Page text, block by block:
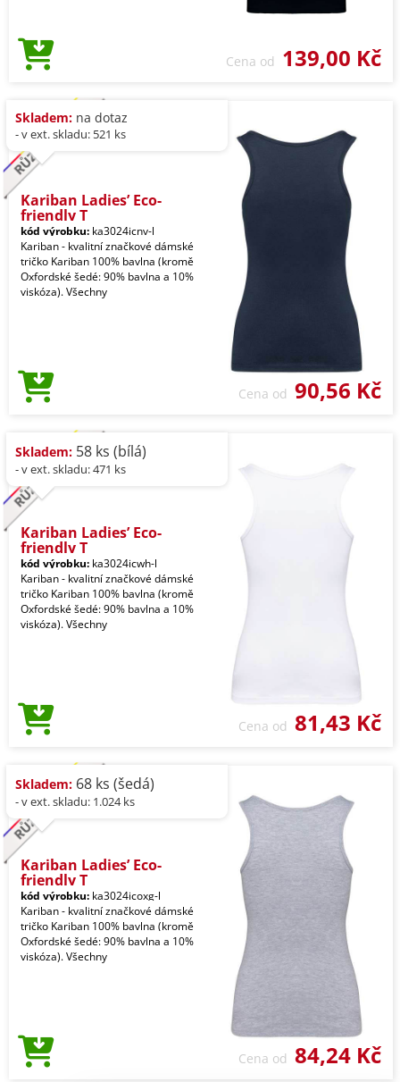
Cena od 139,00 Kč
Skladem: na dotaz
- v ext. skladu: 521 ks
Kariban Ladies’ Eco-
friendly T
kód výrobku: ka3024icnv-l
Kariban - kvalitní značkové dámské
tričko Kariban 100% bavlna (kromě
Oxfordské šedé: 90% bavlna a 10%
viskóza). Všechny
Cena od 90,56 Kč
Skladem: 58 ks (bílá)
- v ext. skladu: 471 ks
Kariban Ladies’ Eco-
friendly T
kód výrobku: ka3024icwh-l
Kariban - kvalitní značkové dámské
tričko Kariban 100% bavlna (kromě
Oxfordské šedé: 90% bavlna a 10%
viskóza). Všechny
Cena od 81,43 Kč
Skladem: 68 ks (šedá)
- v ext. skladu: 1.024 ks
Kariban Ladies’ Eco-
friendly T
kód výrobku: ka3024icoxg-l
Kariban - kvalitní značkové dámské
tričko Kariban 100% bavlna (kromě
Oxfordské šedé: 90% bavlna a 10%
viskóza). Všechny
Cena od 84,24 Kč